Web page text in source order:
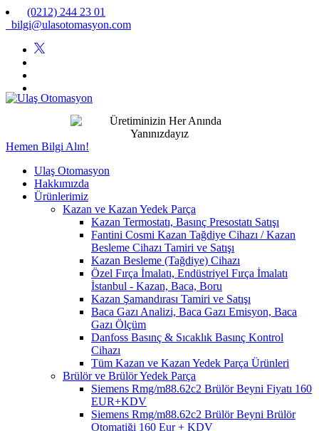
(0212) 244 23 01
bilgi@ulasotomasyon.com
Hemen Bilgi Alın!
Ulaş Otomasyon
Hakkımızda
Ürünlerimiz
Kazan ve Kazan Yedek Parça
Kazan Termostatı, Basınç Presostatı Satışı
Fantini Cosmi Kazan Tağdiye Cihazı / Kazan
Besleme Cihazı Tamiri ve Satışı
Kazan Besleme (Tağdiye) Cihazı
Özel Fırça İmalatı, Endüstriyel Fırça İmalatı
İstanbul - Kazan, Baca, Boru
Kazan Şamandırası Tamiri ve Satışı
Baca Gazı Analizi, Baca Gazı Emisyon, Baca
Gazı Ölçüm
Danfoss Basınç & Sıcaklık Basınç Kontrol
Cihazı
Tüm Kazan ve Kazan Yedek Parça Ürünleri
Brülör ve Brülör Yedek Parça
Siemens Rmg/m88.62c2 Brülör Beyni Fiyatı 160
EUR+KDV
Siemens Rmg/m88.62c2 Brülör Beyni Brülör
Otomatiği 160 Eur + KDV